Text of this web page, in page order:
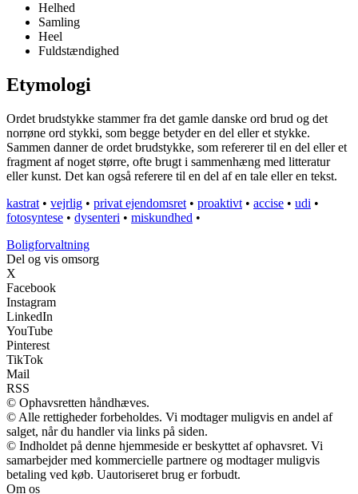
Helhed
Samling
Heel
Fuldstændighed
Etymologi
Ordet brudstykke stammer fra det gamle danske ord brud og det
norrøne ord stykki, som begge betyder en del eller et stykke.
Sammen danner de ordet brudstykke, som refererer til en del eller et
fragment af noget større, ofte brugt i sammenhæng med litteratur
eller kunst. Det kan også referere til en del af en tale eller en tekst.
kastrat • vejrlig • privat ejendomsret • proaktivt • accise • udi •
fotosyntese • dysenteri • miskundhed •
Boligforvaltning
Del og vis omsorg
X
Facebook
Instagram
LinkedIn
YouTube
Pinterest
TikTok
Mail
RSS
© Ophavsretten håndhæves.
© Alle rettigheder forbeholdes. Vi modtager muligvis en andel af
salget, når du handler via links på siden.
© Indholdet på denne hjemmeside er beskyttet af ophavsret. Vi
samarbejder med kommercielle partnere og modtager muligvis
betaling ved køb. Uautoriseret brug er forbudt.
Om os